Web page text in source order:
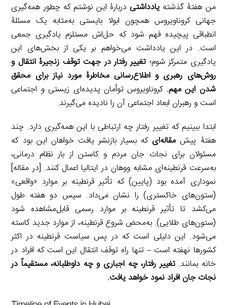
من هفتۀ گذشته یادداشتیدربارۀ این نوشتم که چطور همه‌گیری
جهانی کروناویروس همچون ابولا بایستی به‌مثابه یک مسئلۀ
انطباقی پیچیده فهم شود که حل‌اش مستلزم یادگیری جمعی
است. در این یادداشت می‌خواهم بر یکی از بخش‌های این
یادگیری متمرکز شوم؛ تغییر رفتار در جهت توقف زنجیرۀ انتقال و
روش‌های رهبری و اطلاع‌رسانی مخاطرۀ مورد نیاز برای محقق
شدن این مهم.کروناویروس توأمان پدیده‌ای زیستی و اجتماعی
است و رهبران ابعاد اجتماعی آن را نادیده می‌گیرند.
ابتدا ببینیم که تغییر رفتار چه ارتباطی با این همه‌گیری دارد. چند
هفتۀ پیش مقاله‌ای که بسیار بازنشر یافت خواهان این بود که
مسئولان برای نجات جان مردم و کاستن از بار نظام درمانی،
به‌سرعت قرنطینه‌ای مشابه ووهان در ایتالیا اعمال کنند. [در مقاله]
نموداری آمده بود (پایین) که تأثیر قرنطینه بر موارد «واقعی»
(ستون‌های خاکستری) را نشان می‌داد. سپس دو هفته طول
می‌کشد تا تأثیر قرنطینه بر موارد رسمی قابل‌مشاهده شود
(ستون‌های طلایی). به‌محض شروع قرنطینه، از موارد جدید کاسته
می‌شود. این دلیلی است که در پس سیاست قرنطینه در اکثر
کشورها نهفته است – تنها راه توقف انتقال این است که افراد در
خانه بمانند.تغییر رفتار، چه اجباری و چه داوطلبانه، مستقیماً در
نجات جان افراد نمود خواهد یافت.